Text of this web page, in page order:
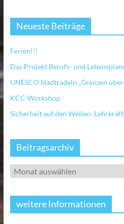
Neueste Beiträge
Ferien!!!
Das Projekt Berufs- und
UNESCO Stadtradeln „Grenzen
KCC-Workshop
Sicherheit auf den Wellen:
Beitragsarchiv
weitere Informationen